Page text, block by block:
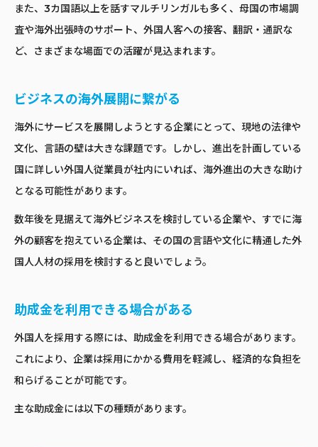
また、3カ国語以上を話すマルチリンガルも多く、母国の市場調
査や海外出張時のサポート、外国人客への接客、翻訳・通訳な
ど、さまざまな場面での活躍が見込まれます。
ビジネスの海外展開に繋がる
海外にサービスを展開しようとする企業にとって、現地の法律や
文化、言語の壁は大きな課題です。しかし、進出を計画している
国に詳しい外国人従業員が社内にいれば、海外進出の大きな助け
となる可能性があります。
数年後を見据えて海外ビジネスを検討している企業や、すでに海
外の顧客を抱えている企業は、その国の言語や文化に精通した外
国人人材の採用を検討すると良いでしょう。
助成金を利用できる場合がある
外国人を採用する際には、助成金を利用できる場合があります。
これにより、企業は採用にかかる費用を軽減し、経済的な負担を
和らげることが可能です。
主な助成金には以下の種類があります。